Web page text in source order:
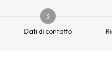
3
Dati di contatto